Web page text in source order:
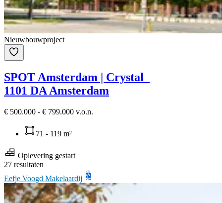
Nieuwbouwproject
SPOT Amsterdam | Crystal
1101 DA Amsterdam
€ 500.000 - € 799.000 v.o.n.
71 - 119 m²
Oplevering gestart
27 resultaten
Eefje Voogd Makelaardij